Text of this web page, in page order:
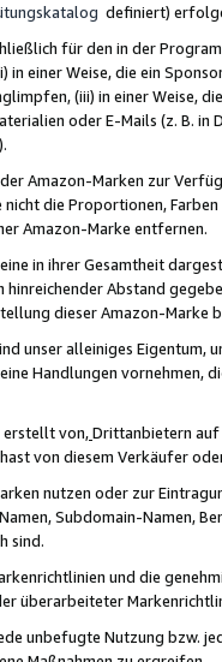
definiert)
für den in der
einer Weise, die ein
(iii) in einer Weise,
oder E-Mails (z. B. in
Amazon-Marken zur
die Proportionen,
Amazon-Marke entfernen.
in ihrer Gesamtheit
Abstand
dieser Amazon-Marke
unser alleiniges
Handlungen vornehmen,
erstellt von,Drittanbietern auf
von diesem Verkäufer
nutzen oder zur
Subdomain-Namen,
sind.
und die
überarbeiteter
unbefugte Nutzung bzw.